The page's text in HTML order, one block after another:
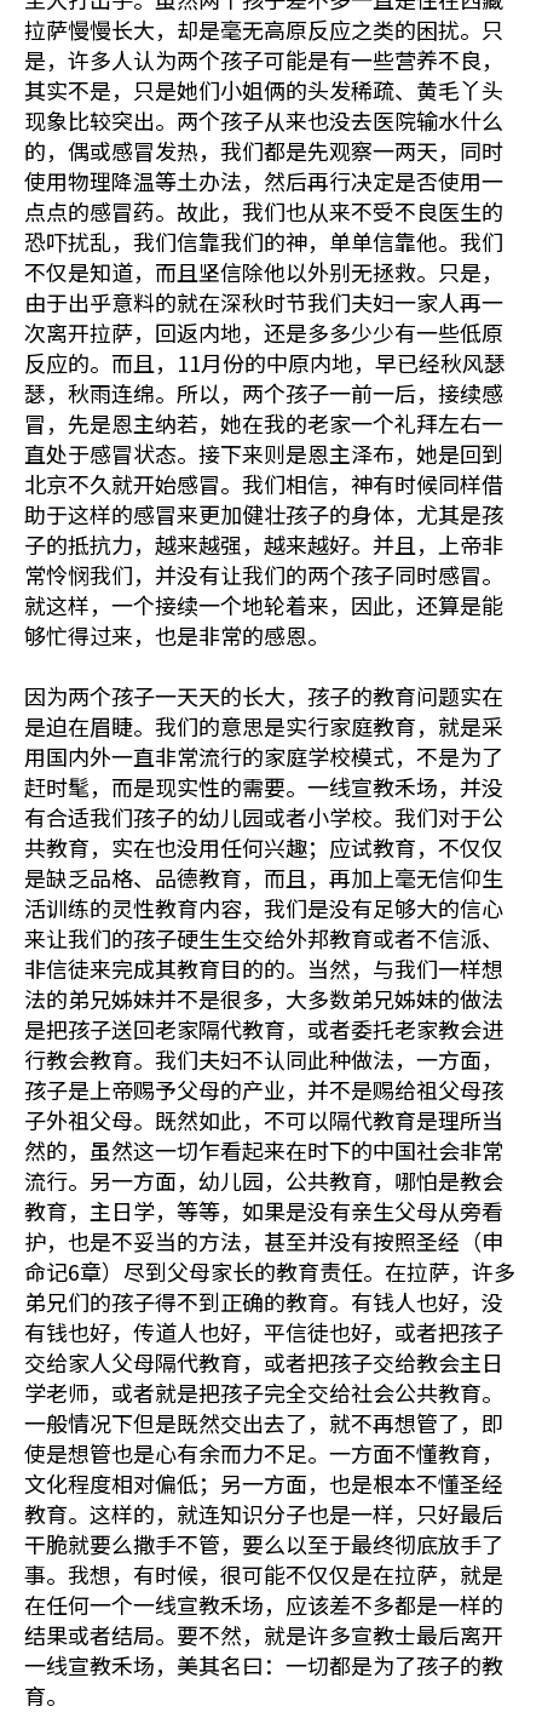
拉萨慢慢长大，却是毫无高原反应之类的困扰。只
是，许多人认为两个孩子可能是有一些营养不良，
其实不是，只是她们小姐俩的头发稀疏、黄毛丫头
现象比较突出。两个孩子从来也没去医院输水什么
的，偶或感冒发热，我们都是先观察一两天，同时
使用物理降温等土办法，然后再行决定是否使用一
点点的感冒药。故此，我们也从来不受不良医生的
恐吓扰乱，我们信靠我们的神，单单信靠他。我们
不仅是知道，而且坚信除他以外别无拯救。只是，
由于出乎意料的就在深秋时节我们夫妇一家人再一
次离开拉萨，回返内地，还是多多少少有一些低原
反应的。而且，11月份的中原内地，早已经秋风瑟
瑟，秋雨连绵。所以，两个孩子一前一后，接续感
冒，先是恩主纳若，她在我的老家一个礼拜左右一
直处于感冒状态。接下来则是恩主泽布，她是回到
北京不久就开始感冒。我们相信，神有时候同样借
助于这样的感冒来更加健壮孩子的身体，尤其是孩
子的抵抗力，越来越强，越来越好。并且，上帝非
常怜悯我们，并没有让我们的两个孩子同时感冒。
就这样，一个接续一个地轮着来，因此，还算是能
够忙得过来，也是非常的感恩。
因为两个孩子一天天的长大，孩子的教育问题实在
是迫在眉睫。我们的意思是实行家庭教育，就是采
用国内外一直非常流行的家庭学校模式，不是为了
赶时髦，而是现实性的需要。一线宣教禾场，并没
有合适我们孩子的幼儿园或者小学校。我们对于公
共教育，实在也没用任何兴趣；应试教育，不仅仅
是缺乏品格、品德教育，而且，再加上毫无信仰生
活训练的灵性教育内容，我们是没有足够大的信心
来让我们的孩子硬生生交给外邦教育或者不信派、
非信徒来完成其教育目的的。当然，与我们一样想
法的弟兄姊妹并不是很多，大多数弟兄姊妹的做法
是把孩子送回老家隔代教育，或者委托老家教会进
行教会教育。我们夫妇不认同此种做法，一方面，
孩子是上帝赐予父母的产业，并不是赐给祖父母孩
子外祖父母。既然如此，不可以隔代教育是理所当
然的，虽然这一切乍看起来在时下的中国社会非常
流行。另一方面，幼儿园，公共教育，哪怕是教会
教育，主日学，等等，如果是没有亲生父母从旁看
护，也是不妥当的方法，甚至并没有按照圣经（申
命记6章）尽到父母家长的教育责任。在拉萨，许多
弟兄们的孩子得不到正确的教育。有钱人也好，没
有钱也好，传道人也好，平信徒也好，或者把孩子
交给家人父母隔代教育，或者把孩子交给教会主日
学老师，或者就是把孩子完全交给社会公共教育。
一般情况下但是既然交出去了，就不再想管了，即
使是想管也是心有余而力不足。一方面不懂教育，
文化程度相对偏低；另一方面，也是根本不懂圣经
教育。这样的，就连知识分子也是一样，只好最后
干脆就要么撒手不管，要么以至于最终彻底放手了
事。我想，有时候，很可能不仅仅是在拉萨，就是
在任何一个一线宣教禾场，应该差不多都是一样的
结果或者结局。要不然，就是许多宣教士最后离开
一线宣教禾场，美其名曰：一切都是为了孩子的教
育。